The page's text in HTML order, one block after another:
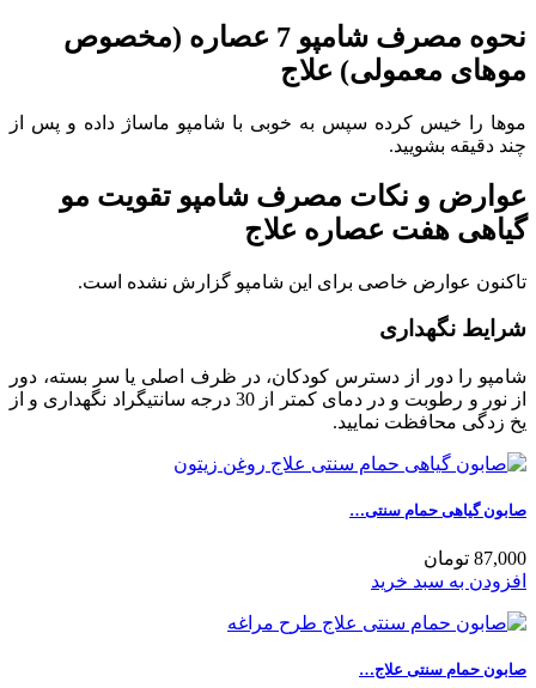
نحوه مصرف شامپو 7 عصاره (مخصوص
موهای معمولی) علاج
موها را خیس کرده سپس به خوبی با شامپو ماساژ داده و پس از
چند دقیقه بشویید.
عوارض و نکات مصرف شامپو تقویت مو
گیاهی هفت عصاره علاج
تاکنون عوارض خاصی برای این شامپو گزارش نشده است.
شرایط نگهداری
شامپو را دور از دسترس کودکان، در ظرف اصلی یا سر بسته، دور
از نور و رطوبت و در دمای کمتر از 30 درجه سانتیگراد نگهداری و از
یخ زدگی محافظت نمایید.
صابون گیاهی حمام سنتی…
87,000 تومان
افزودن به سبد خرید
صابون حمام سنتی علاج…